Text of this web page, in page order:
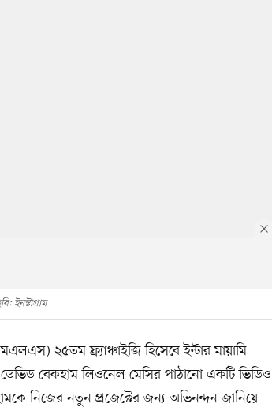
ইনস্টাগ্রাম
২৫তম ফ্র্যাঞ্চাইজি হিসেবে ইন্টার মায়ামি
বেকহাম লিওনেল মেসির পাঠানো একটি ভিডিও
নিজের নতুন প্রজেক্টের জন্য অভিনন্দন জানিয়ে